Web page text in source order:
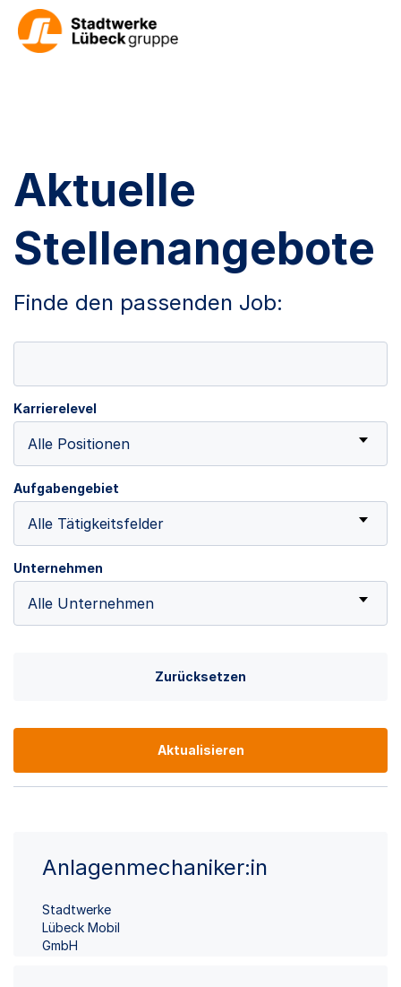
Aktuelle
Stellenangebote
Finde den passenden Job:
Karrierelevel
Alle Positionen
Aufgabengebiet
Alle Tätigkeitsfelder
Unternehmen
Alle Unternehmen
Zurücksetzen
Aktualisieren
Anlagenmechaniker:in
Stadtwerke
Lübeck Mobil
GmbH